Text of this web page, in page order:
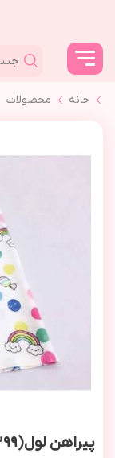
خانه محصولات
پیراهن لول(3399)